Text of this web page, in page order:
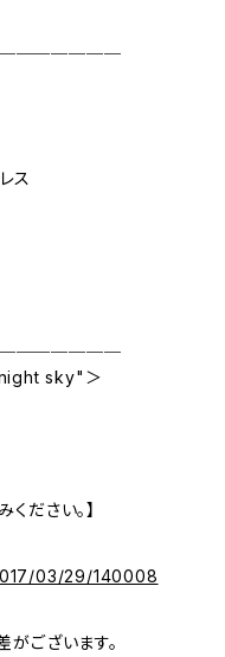
ス
sky"＞
ださい。】
03/29/140008
ございます。